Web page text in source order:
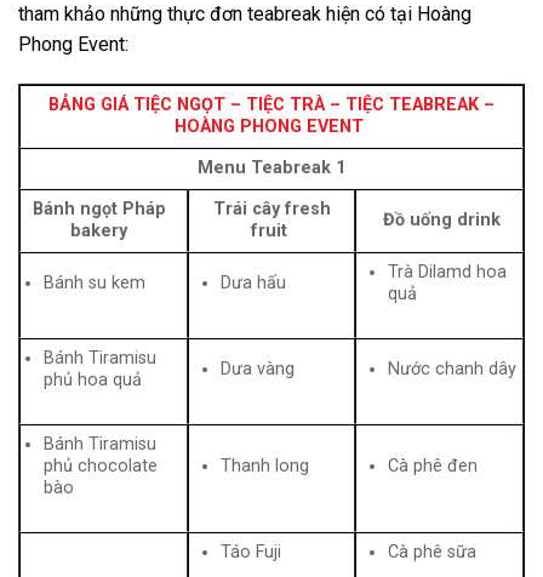
tham khảo những thực đơn teabreak hiện có tại Hoàng
Phong Event:
BẢNG GIÁ TIỆC NGỌT – TIỆC TRÀ – TIỆC TEABREAK –
HOÀNG PHONG EVENT
Menu Teabreak 1
Bánh ngọt Pháp
bakery
Trái cây fresh
fruit
Đồ uống drink
Bánh su kem Dưa hấu
Trà Dilamd hoa
quả
Bánh Tiramisu
phủ hoa quả
Dưa vàng Nước chanh dây
Bánh Tiramisu
phủ chocolate
bào
Thanh long Cà phê đen
Táo Fuji Cà phê sữa